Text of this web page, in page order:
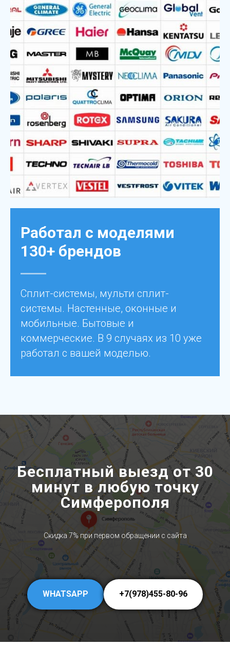
Работал с моделями
130+ брендов
Сплит-системы, мульти сплит-
системы. Настенные, оконные и
мобильные. Бытовые и
коммерческие. В 9 случаях из 10 уже
работал с вашей моделью.
Бесплатный выезд от 30
минут в любую точку
Симферополя
Скидка 7% при первом обращении с сайта
WHATSAPP +7(978)455-80-96